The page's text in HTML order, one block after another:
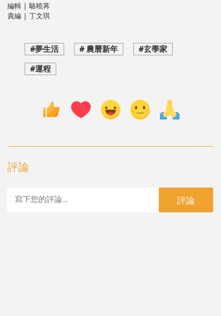
編輯 | 駱曉苒
責編 | 丁文琪
#夢生活 # 農曆新年
#玄學家
#運程
評論
評論